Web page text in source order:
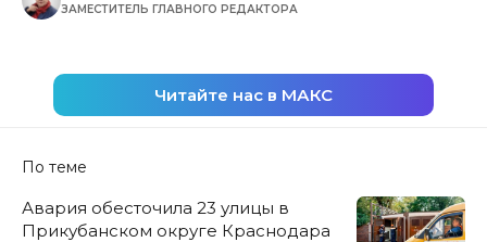
ЗАМЕСТИТЕЛЬ ГЛАВНОГО РЕДАКТОРА
Читайте нас в МАКС
По теме
Авария обесточила 23 улицы в
Прикубанском округе Краснодара